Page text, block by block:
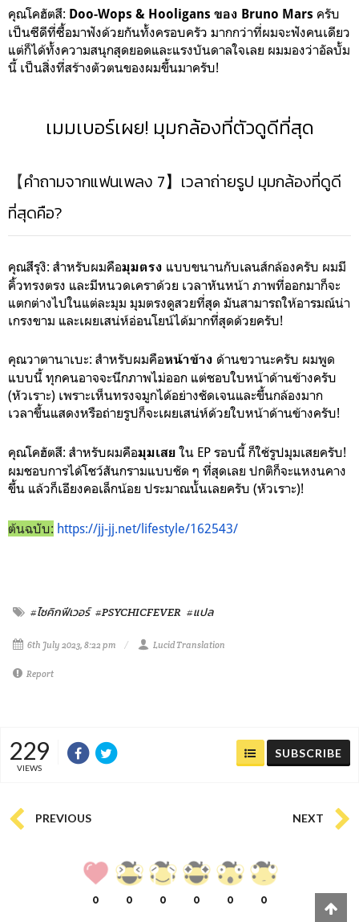
คุณโคฮัตสึ: Doo-Wops & Hooligans ของ Bruno Mars ครับ
เป็นซีดีที่ซื้อมาฟังด้วยกันทั้งครอบครัว มากกว่าที่ผมจะฟังคนเดียว
แต่ก็ได้ทั้งความสนุกสุดยอดและแรงบันดาลใจเลย ผมมองว่าอัลบั้ม
นี้ เป็นสิ่งที่สร้างตัวตนของผมขึ้นมาครับ!
เมมเบอร์เผย! มุมกล้องที่ตัวดูดีที่สุด
【คำถามจากแฟนเพลง 7】เวลาถ่ายรูป มุมกล้องที่ดูดี
ที่สุดคือ?
คุณสึรุงิ: สำหรับผมคือมุมตรง แบบขนานกับเลนส์กล้องครับ ผมมี
คิ้วทรงตรง และมีหนวดเคราด้วย เวลาหันหน้า ภาพที่ออกมาก็จะ
แตกต่างไปในแต่ละมุม มุมตรงดูสวยที่สุด มันสามารถให้อารมณ์น่า
เกรงขาม และเผยเสน่ห์อ่อนโยน์ได้มากที่สุดด้วยครับ!
คุณวาตานาเบะ: สำหรับผมคือหน้าข้าง ด้านขวานะครับ ผมพูด
แบบนี้ ทุกคนอาจจะนึกภาพไม่ออก แต่ชอบใบหน้าด้านข้างครับ
(หัวเราะ) เพราะเห็นทรงจมูกได้อย่างชัดเจนและขึ้นกล้องมาก
เวลาขึ้นแสดงหรือถ่ายรูปก็จะเผยเสน่ห์ด้วยใบหน้าด้านข้างครับ!
คุณโคฮัตสึ: สำหรับผมคือมุมเสย ใน EP รอบนี้ ก็ใช้รูปมุมเสยครับ!
ผมชอบการได้โชว์สันกรามแบบชัด ๆ ที่สุดเลย ปกติก็จะแหงนคาง
ขึ้น แล้วก็เอียงคอเล็กน้อย ประมาณนั้นเลยครับ (หัวเราะ)!
ต้นฉบับ: https://jj-jj.net/lifestyle/162543/
#ไซคิกฟีเวอร์ #PSYCHICFEVER #แปล
6th July 2023, 8:22 pm Lucid Translation
Report
229
VIEWS
SUBSCRIBE
PREVIOUS NEXT
0 0 0 0 0 0